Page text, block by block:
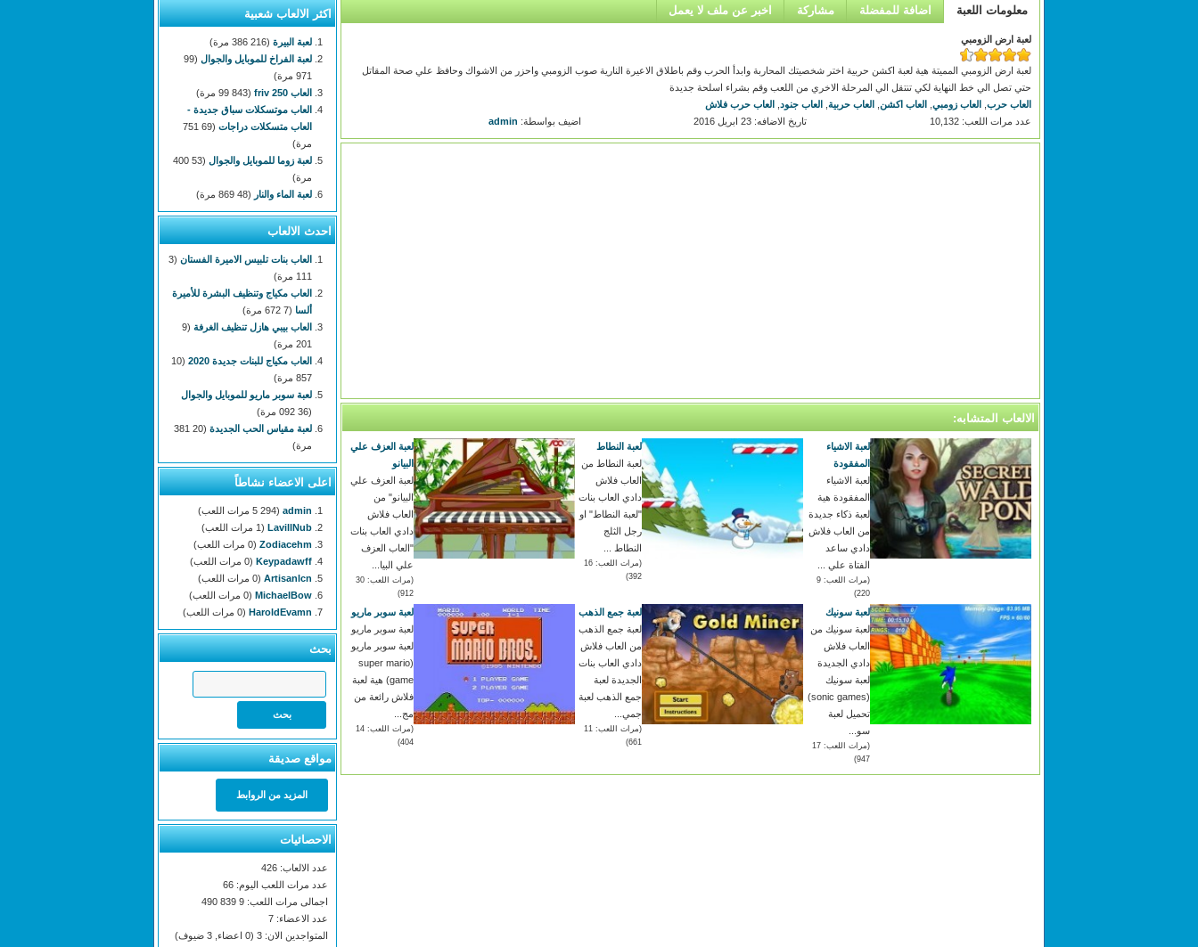
معلومات اللعبة اضافة للمفضلة مشاركة اخبر عن ملف لا يعمل
لعبة ارض الزومبي
لعبة ارض الزومبي المميتة هية لعبة اكشن حربية اختر شخصيتك المحاربة وابدأ الحرب وقم باطلاق الاعيرة النارية صوب الزومبي واحزر من الاشواك وحافظ علي صحة المقاتل
حتي تصل الي خط النهاية لكي تنتقل الي المرحلة الاخري من اللعب وقم بشراء اسلحة جديدة
العاب حرب العاب زومبي العاب اكشن العاب حربية العاب جنود العاب حرب فلاش
عدد مرات اللعب: 10,132
تاريخ الاضافه: 23 ابريل 2016 اضيف بواسطة: admin
الالعاب المتشابه:
لعبة الاشياء
المفقودة
لعبة الاشياء
المفقودة هية
لعبة ذكاء جديدة
من العاب فلاش
دادي ساعد
الفتاة علي ...
(مرات اللعب: 9
220)
لعبة النطاط
لعبة النطاط من
العاب فلاش
دادي العاب بنات
"لعبة النطاط" او
رجل الثلج
النطاط ...
(مرات اللعب: 16
392)
لعبة العزف علي
البيانو
لعبة العزف علي
البيانو" من
العاب فلاش
دادي العاب بنات
"العاب العزف
علي البيا...
(مرات اللعب: 30
912)
لعبة سونيك
لعبة سونيك من
العاب فلاش
دادي الجديدة
لعبة سونيك
(sonic games)
تحميل لعبة
سو...
(مرات اللعب: 17
947)
لعبة جمع الذهب
لعبة جمع الذهب
من العاب فلاش
دادي العاب بنات
الجديدة لعبة
جمع الذهب لعبة
جمي...
(مرات اللعب: 11
661)
لعبة سوبر ماريو
لعبة سوبر ماريو
لعبة سوبر ماريو
(super mario
game) هية لعبة
فلاش رائعة من
مج...
(مرات اللعب: 14
404)
اكثر الالعاب شعبية
لعبة البيرة (216 386 مرة)
لعبة الفراخ للموبايل والجوال
(99
971 مرة)
العاب 250 friv
(99 843 مرة)
العاب موتسكلات سباق جديدة -
العاب متسكلات دراجات
(69 751
مرة)
لعبة زوما للموبايل والجوال
(53 400
مرة)
لعبة الماء والنار (48 869 مرة)
احدث الالعاب
العاب بنات تلبيس الاميرة الفستان (3
111 مرة)
العاب مكياج وتنظيف البشرة للأميرة
ألسا (7 672 مرة)
العاب بيبي هازل تنظيف الغرفة (9
201 مرة)
العاب مكياج للبنات جديدة 2020
(10
857 مرة)
لعبة سوبر ماريو للموبايل والجوال
(36 092 مرة)
لعبة مقياس الحب الجديدة
(20 381
مرة)
اعلى الاعضاء نشاطاً
admin (5 294 مرات اللعب)
LavillNub (1 مرات اللعب)
Zodiacehm (0 مرات اللعب)
Keypadawff (0 مرات اللعب)
Artisanlcn (0 مرات اللعب)
MichaelBow (0 مرات اللعب)
HaroldEvamn (0 مرات اللعب)
بحث
مواقع صديقة
المزيد من الروابط
الاحصائيات
عدد الالعاب: 426
عدد مرات اللعب اليوم: 66
اجمالى مرات اللعب: 9 839 490
عدد الاعضاء: 7
المتواجدين الان: 3 (0 اعضاء, 3 ضيوف)